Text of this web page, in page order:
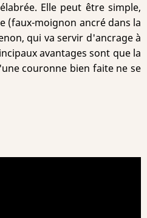
Elle peut être simple,
(faux-moignon ancré dans la
qui va servir d'ancrage à
avantages sont que la
couronne bien faite ne se